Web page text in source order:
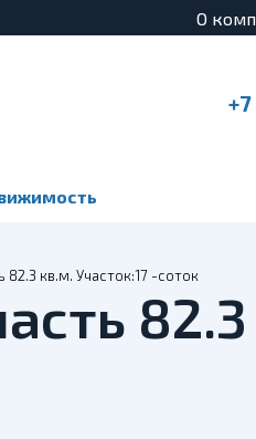
О
82.3 кв.м. Участок:17 -соток